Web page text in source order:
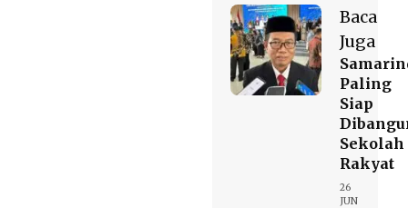
Baca
Juga
Paling
Siap
Sekolah
Rakyat
26
JUN